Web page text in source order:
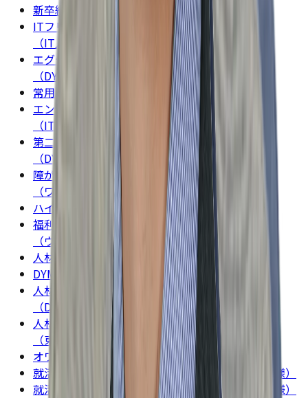
新卒紹介事業（ミーツカンパニー）
ITフリーランス人材マッチング事業
（IT人材派遣・業務委託）（DYMテック）
エグゼクティブ人材紹介事業
（DYMエグゼパート）
常用型派遣事業（Ready Career）
エンジニア派遣事業
（ITエンジニアリング）
第二新卒紹介・既卒・中途紹介事業
（DYM就職）
障がい者雇用・採用事業
（ワークスバリアフリー）
ハイクラス転職事業（DYMハイクラス）
福利厚生事業
（ウェルフェアステーション）
人材育成・研修事業
DYM介護
人材紹介事業
（DYM Recruitment Thailand）
人材育成・リスキリング事業
（東京寿司職人育成アカデミー）
オワハラ防止に関するガイドライン
就活セクハラ防止に関するガイドライン（求人者様）
就活セクハラ防止に関するガイドライン（求職者様）